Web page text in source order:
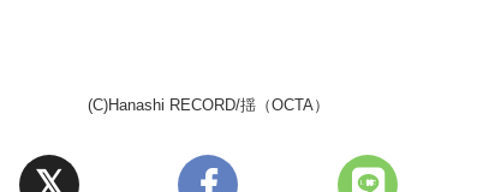
(C)Hanashi RECORD/揺（OCTA）